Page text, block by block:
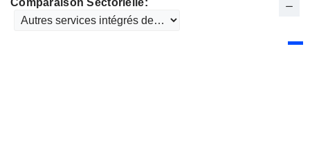
Comparaison Sectorielle: